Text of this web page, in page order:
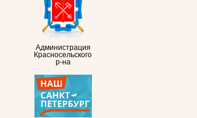
Администрация
Красносельского
р-на